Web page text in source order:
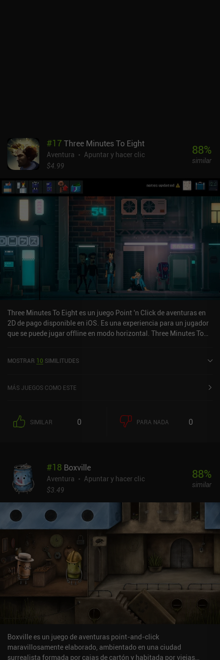
#17Three Minutes To Eight
Aventura
Apuntar y hacer clic
$4.99
88%
similar
Three Minutes To Eight es un juego Point 'n Click de aventuras en
2D de pago disponible en iOS. Es una experiencia para un jugador
que se puede jugar offline en modo horizontal. Three Minutes To
MOSTRAR 10 SIMILITUDES
MÁS JUEGOS COMO ESTE
SIMILAR 0 PARA NADA 0
#18 Boxville
Aventura
Apuntar y hacer clic
$3.49
88%
similar
Boxville es un juego de aventuras point-and-click
maravillosamente elaborado, ambientado en una ciudad
surrealista formada por cajas de cartón y habitada por viejas